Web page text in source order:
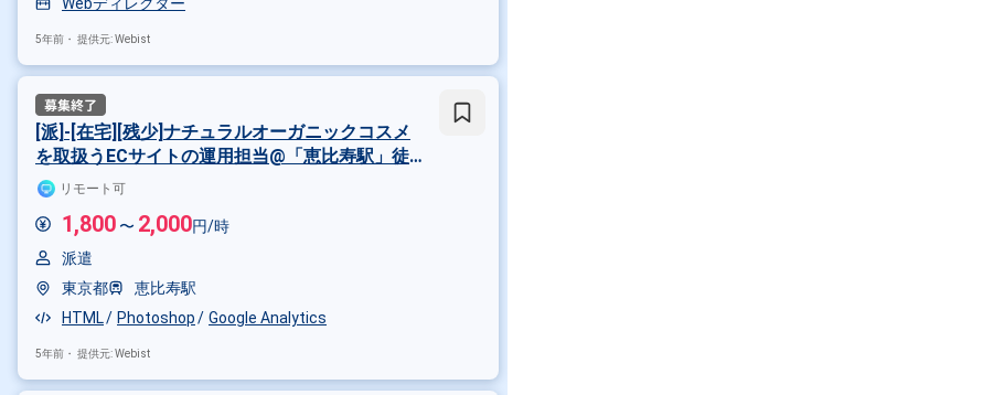
5年前・ 提供元: Webist
[派]-[在宅][残少]ナチュラルオーガニックコスメ
を取扱うECサイトの運用担当@「恵比寿駅」徒
歩2分リモート可
1,800 〜 2,000円/時
派遣
東京都
恵比寿駅
HTML
Photoshop Google Analytics
5年前・ 提供元: Webist